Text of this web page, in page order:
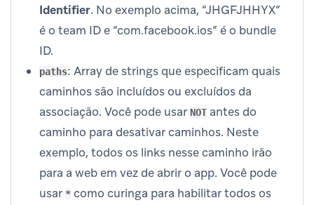
Identifier. No exemplo acima, “JHGFJHHYX”
é o team ID e “com.facebook.ios” é o bundle
ID.
paths: Array de strings que especificam quais
caminhos são incluídos ou excluídos da
associação. Você pode usar NOT antes do
caminho para desativar caminhos. Neste
exemplo, todos os links nesse caminho irão
para a web em vez de abrir o app. Você pode
usar * como curinga para habilitar todos os